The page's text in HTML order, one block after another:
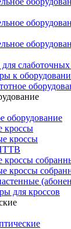
слаботочных
к
оборудование
кроссы
кроссы
кроссы
кроссы
для кроссов